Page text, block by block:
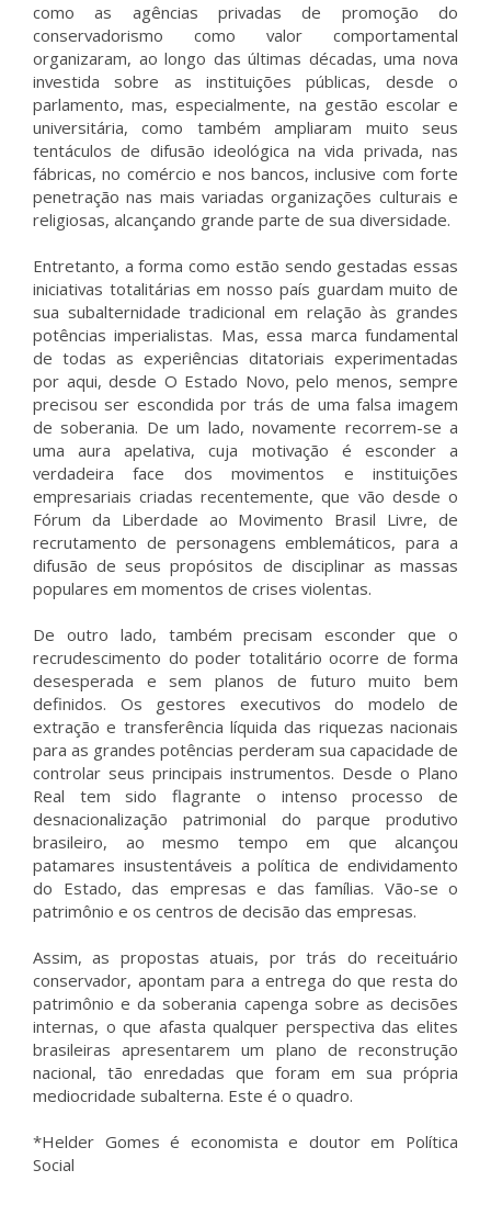
como as agências privadas de promoção do
conservadorismo como valor comportamental
organizaram, ao longo das últimas décadas, uma nova
investida sobre as instituições públicas, desde o
parlamento, mas, especialmente, na gestão escolar e
universitária, como também ampliaram muito seus
tentáculos de difusão ideológica na vida privada, nas
fábricas, no comércio e nos bancos, inclusive com forte
penetração nas mais variadas organizações culturais e
religiosas, alcançando grande parte de sua diversidade.
Entretanto, a forma como estão sendo gestadas essas
iniciativas totalitárias em nosso país guardam muito de
sua subalternidade tradicional em relação às grandes
potências imperialistas. Mas, essa marca fundamental
de todas as experiências ditatoriais experimentadas
por aqui, desde O Estado Novo, pelo menos, sempre
precisou ser escondida por trás de uma falsa imagem
de soberania. De um lado, novamente recorrem-se a
uma aura apelativa, cuja motivação é esconder a
verdadeira face dos movimentos e instituições
empresariais criadas recentemente, que vão desde o
Fórum da Liberdade ao Movimento Brasil Livre, de
recrutamento de personagens emblemáticos, para a
difusão de seus propósitos de disciplinar as massas
populares em momentos de crises violentas.
De outro lado, também precisam esconder que o
recrudescimento do poder totalitário ocorre de forma
desesperada e sem planos de futuro muito bem
definidos. Os gestores executivos do modelo de
extração e transferência líquida das riquezas nacionais
para as grandes potências perderam sua capacidade de
controlar seus principais instrumentos. Desde o Plano
Real tem sido flagrante o intenso processo de
desnacionalização patrimonial do parque produtivo
brasileiro, ao mesmo tempo em que alcançou
patamares insustentáveis a política de endividamento
do Estado, das empresas e das famílias. Vão-se o
patrimônio e os centros de decisão das empresas.
Assim, as propostas atuais, por trás do receituário
conservador, apontam para a entrega do que resta do
patrimônio e da soberania capenga sobre as decisões
internas, o que afasta qualquer perspectiva das elites
brasileiras apresentarem um plano de reconstrução
nacional, tão enredadas que foram em sua própria
mediocridade subalterna. Este é o quadro.
*Helder Gomes é economista e doutor em Política
Social